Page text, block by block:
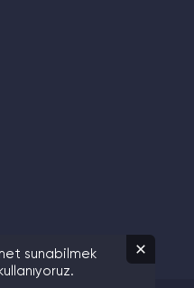
sunabilmek